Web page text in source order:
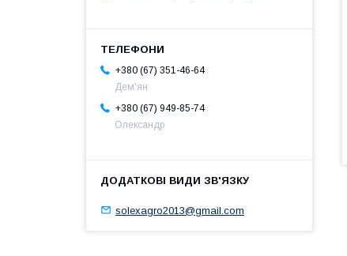
+380 (67) 351-46-64
Дем'ян
+380 (67) 949-85-74
Олександр
solexagro2013@gmail.com